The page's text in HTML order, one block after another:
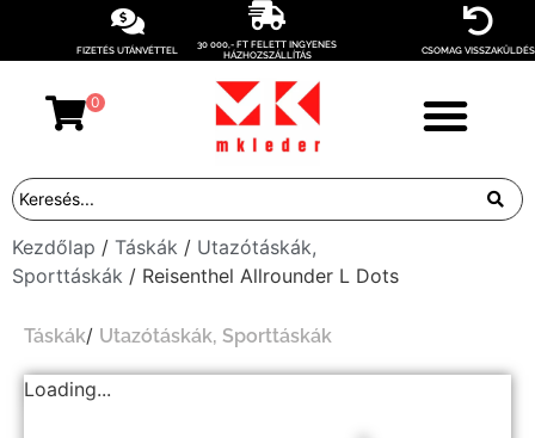
FIZETÉS UTÁNVÉTTEL
30 000,- FT FELETT INGYENES
HÁZHOZSZÁLLÍTÁS
CSOMAG VISSZAKÜLDÉS
0
Kezdőlap / Táskák / Utazótáskák,
Sporttáskák / Reisenthel Allrounder L Dots
Táskák/ Utazótáskák, Sporttáskák
Loading...